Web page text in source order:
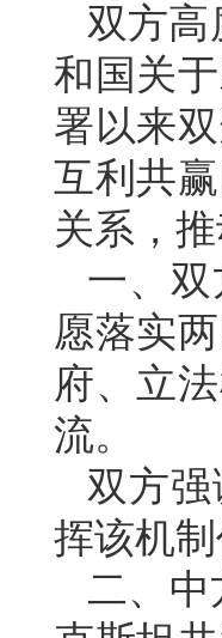
双方高
和国关
署以来
互利共
关系，
一、
愿落实
府、立
流。
双方
挥该机
二、中